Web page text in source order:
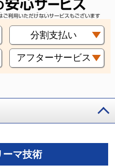
分割支払い
アフターサービス
ーマ技術